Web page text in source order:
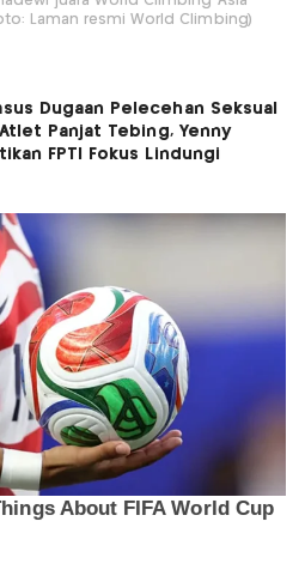
Laman resmi World Climbing)
Dugaan Pelecehan Seksual
Panjat Tebing, Yenny
FPTI Fokus Lindungi